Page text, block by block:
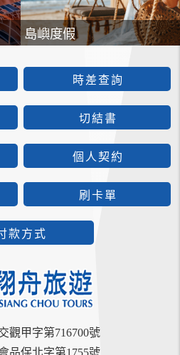
島嶼度假
時差查詢
切結書
個人契約
刷卡單
款方式
觀甲字第716700號